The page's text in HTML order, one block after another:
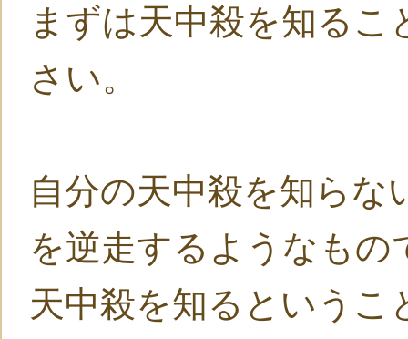
まずは天中殺を知る
さい。
自分の天中殺を知らな
を逆走するようなもの
天中殺を知るというこ